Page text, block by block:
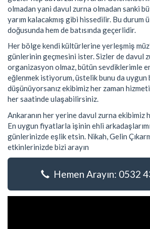
olmadan yani davul zurna olmadan sanki
yarım kalacakmış gibi hissedilir. Bu durum
doğusunda hem de batısında geçerlidir.
Her bölge kendi kültürlerine yerleşmiş
günlerinin geçmesini ister. Sizler de davul
organizasyon olmaz, bütün sevdiklerimle
eğlenmek istiyorum, üstelik bunu da
düşünüyorsanız ekibimiz her zaman
her saatinde ulaşabilirsiniz.
Ankaranın her yerine davul zurna ekibimiz
En uygun fiyatlarla işinin ehli
günlerinizde eşlik etsin. Nikah, Gelin
etkinlerinizde bizi arayın
Hemen Arayın: 0532